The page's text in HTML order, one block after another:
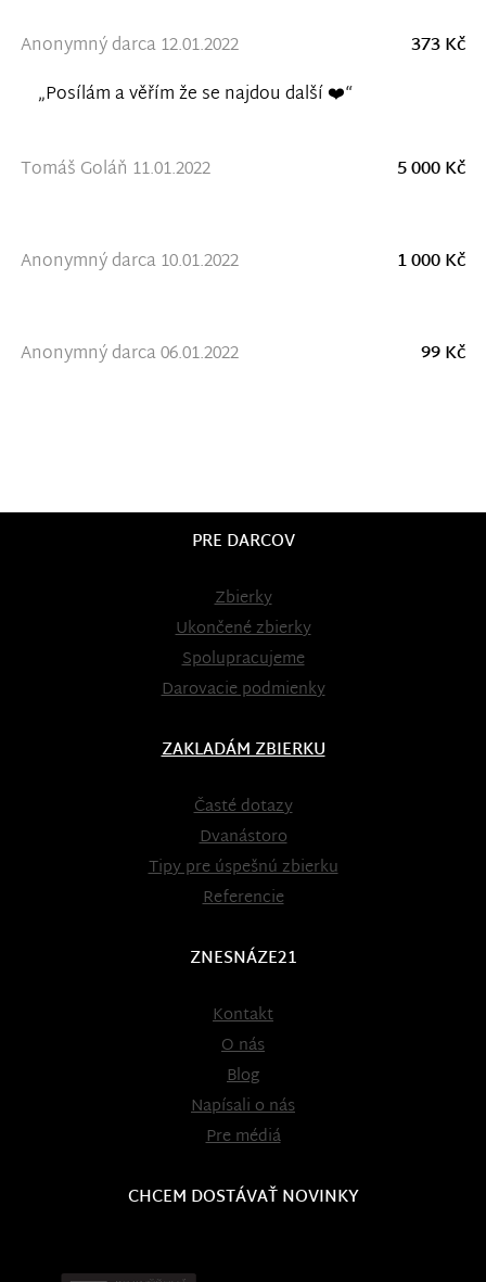
Anonymný darca 12.01.2022
373 Kč
„Posílám a věřím že se najdou další ❤️“
Tomáš Goláň 11.01.2022 5 000 Kč
Anonymný darca 10.01.2022 1 000 Kč
Anonymný darca 06.01.2022 99 Kč
PRE DARCOV
Zbierky
Ukončené zbierky
Spolupracujeme
Darovacie podmienky
ZAKLADÁM ZBIERKU
Časté dotazy
Dvanástoro
Tipy pre úspešnú zbierku
Referencie
ZNESNÁZE21
Kontakt
O nás
Blog
Napísali o nás
Pre médiá
CHCEM DOSTÁVAŤ NOVINKY